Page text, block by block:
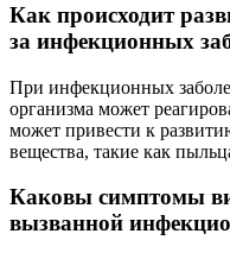
Как происходит
за инфекционных
При инфекционных
организма может
может привести к
вещества, такие как
Каковы симптомы
вызванной